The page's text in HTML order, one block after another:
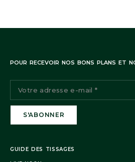
Notre service client reste à votre
POUR RECEVOIR NOS BONS PLANS ET
GUIDE DES TISSAGES